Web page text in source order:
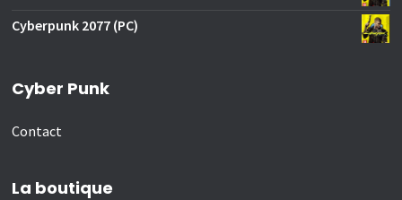
Cyberpunk 2077 (PC)
Cyber Punk
Contact
La boutique